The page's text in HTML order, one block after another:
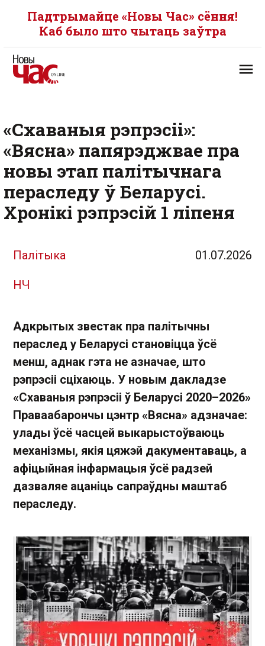
Падтрымайце «Новы Час» сёння!
Каб было што чытаць заўтра
«Схаваныя рэпрэсіі»:
«Вясна» папярэджвае пра
новы этап палітычнага
пераследу ў Беларусі.
Хронікі рэпрэсій 1 ліпеня
Палітыка 01.07.2026
НЧ
Адкрытых звестак пра палітычны
пераслед у Беларусі становіцца ўсё
менш, аднак гэта не азначае, што
рэпрэсіі сціхаюць. У новым дакладзе
«Схаваныя рэпрэсіі ў Беларусі 2020–2026»
Праваабарончы цэнтр «Вясна» адзначае:
улады ўсё часцей выкарыстоўваюць
механізмы, якія цяжэй дакументаваць, а
афіцыйная інфармацыя ўсё радзей
дазваляе ацаніць сапраўдны маштаб
пераследу.